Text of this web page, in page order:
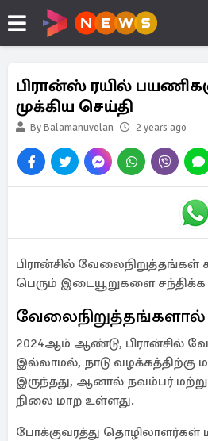
பிரான்ஸ் ரயில்
முக்கிய செய்தி
By Balamanuvelan 2 years ago
பிரான்சில்
பெரும் இடையூறுகளை
வேலைநிறுத்தங்களால்
2024ஆம் ஆண்டு, பிரான்சில்
இல்லாமல், நாடு வழக்கத்திற்கு
இருந்தது, ஆனால் நவம்பர்
நிலை மாற உள்ளது.
போக்குவரத்து தொழிலாளர்கள்